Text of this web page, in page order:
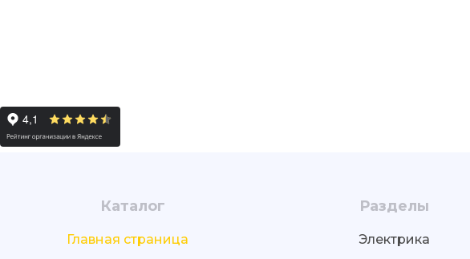
Каталог
Главная страница
Разделы
Электрика